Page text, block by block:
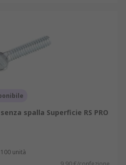
spalla Superficie RS PRO
unità